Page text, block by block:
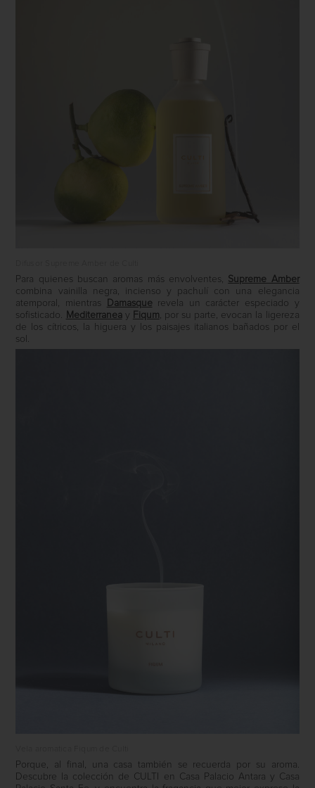
Para quienes buscan aromas más envolventes, Supreme Amber
combina vainilla negra, incienso y pachulí con una elegancia
atemporal, mientras
Damasquerevela un carácter especiado y
sofisticado.
Mediterraneay Fiqum, por su parte, evocan la ligereza
de los cítricos, la higuera y los paisajes italianos bañados por el
sol.
Porque, al final, una casa también se recuerda por su aroma.
Descubre la colección de CULTI en Casa Palacio Antara y Casa